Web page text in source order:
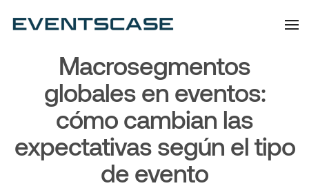
Macrosegmentos
globales en eventos:
cómo cambian las
expectativas según el tipo
de evento